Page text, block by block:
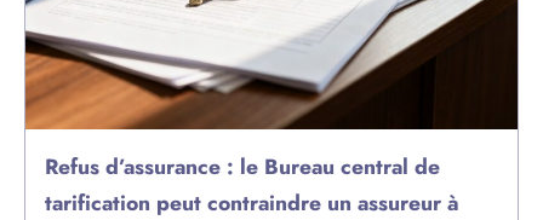
Refus d’assurance : le Bureau central de
tarification peut contraindre un assureur à